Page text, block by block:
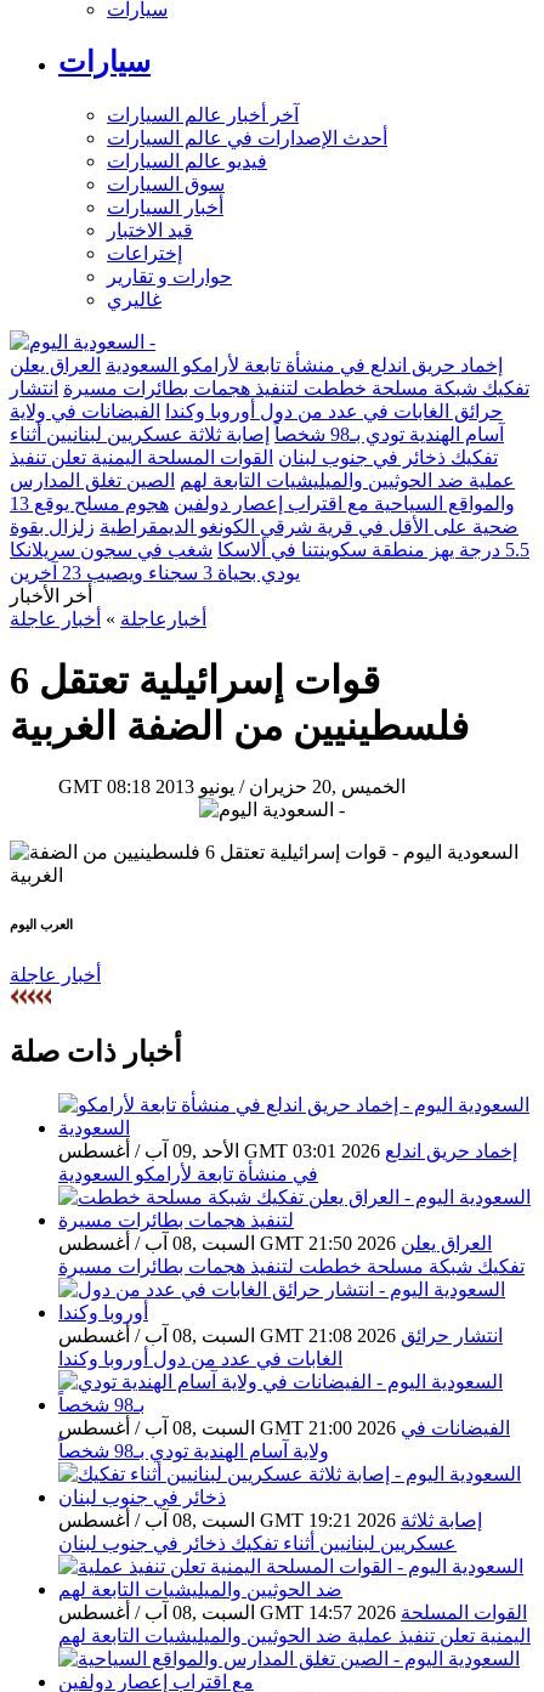
سيارات
سيارات
آخر أخبار عالم السيارات
أحدث الإصدارات في عالم السيارات
فيديو عالم السيارات
سوق السيارات
أخبار السيارات
قيد الاختبار
إختراعات
حوارات و تقارير
غاليري
إخماد حريق اندلع في منشأة تابعة لأرامكو السعودية العراق يعلن
تفكيك شبكة مسلحة خططت لتنفيذ هجمات بطائرات مسيرة انتشار
حرائق الغابات في عدد من دول أوروبا وكندا
الفيضانات في ولاية
آسام الهندية تودي بـ98 شخصاً
إصابة ثلاثة عسكريين لبنانيين أثناء
تفكيك ذخائر في جنوب لبنان القوات المسلحة اليمنية تعلن تنفيذ
عملية ضد الحوثيين والميليشيات التابعة لهم
الصين تغلق المدارس
والمواقع السياحية مع اقتراب إعصار دولفين
هجوم مسلح يوقع 13
ضحية على الأقل في قرية شرقي الكونغو الديمقراطية زلزال بقوة
5.5 درجة يهز منطقة سكوينتنا في ألاسكا
شغب في سجون سريلانكا
يودي بحياة 3 سجناء ويصيب 23 آخرين
أخر الأخبار
أخبارعاجلة » أخبار عاجلة
قوات إسرائيلية تعتقل 6
فلسطينيين من الضفة الغربية
GMT 08:18 2013 الخميس ,20 حزيران / يونيو
العرب اليوم
أخبار عاجلة
أخبار ذات صلة
الأحد ,09 آب / أغسطس GMT 03:01 2026 إخماد حريق اندلع
في منشأة تابعة لأرامكو السعودية
السبت ,08 آب / أغسطس GMT 21:50 2026 العراق يعلن
تفكيك شبكة مسلحة خططت لتنفيذ هجمات بطائرات مسيرة
السبت ,08 آب / أغسطس GMT 21:08 2026 انتشار حرائق
الغابات في عدد من دول أوروبا وكندا
السبت ,08 آب / أغسطس GMT 21:00 2026 الفيضانات في
ولاية آسام الهندية تودي بـ98 شخصاً
السبت ,08 آب / أغسطس GMT 19:21 2026 إصابة ثلاثة
عسكريين لبنانيين أثناء تفكيك ذخائر في جنوب لبنان
السبت ,08 آب / أغسطس GMT 14:57 2026 القوات المسلحة
اليمنية تعلن تنفيذ عملية ضد الحوثيين والميليشيات التابعة لهم